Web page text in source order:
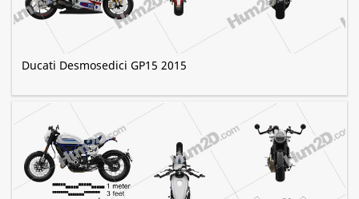
Ducati Desmosedici GP15 2015